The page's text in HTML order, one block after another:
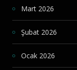
Mart 2026
Şubat 2026
Ocak 2026